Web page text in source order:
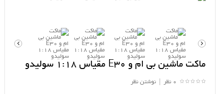
ماکت ماشین بی ام و E30 مقیاس 1:18 سولیدو
0 نظر نوشتن نظر